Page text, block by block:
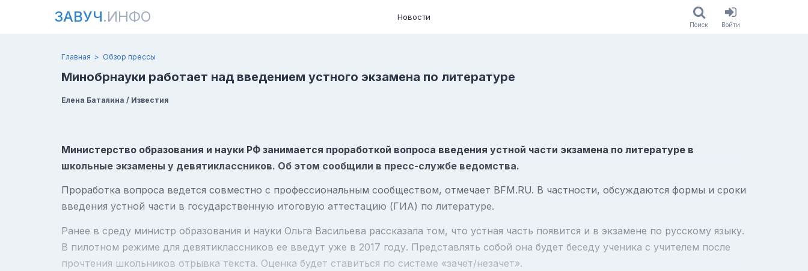
ЗАВУЧ.ИНФО Новости
Поиск Войти
Главная Обзор прессы
Минобрнауки работает над введением устного экзамена по литературе
Елена Баталина / Известия
Министерство образования и науки РФ занимается проработкой вопроса введения устной части экзамена по литературе в
школьные экзамены у девятиклассников. Об этом сообщили в пресс-службе ведомства.
Проработка вопроса ведется совместно с профессиональным сообществом, отмечает BFM.RU. В частности, обсуждаются формы и сроки
введения устной части в государственную итоговую аттестацию (ГИА) по литературе.
Ранее в среду министр образования и науки Ольга Васильева рассказала том, что устная часть появится и в экзамене по русскому языку.
В пилотном режиме для девятиклассников ее введут уже в 2017 году. Представлять собой она будет беседу ученика с учителем после
прочтения школьников отрывка текста. Оценка будет ставиться по системе «зачет/незачет».